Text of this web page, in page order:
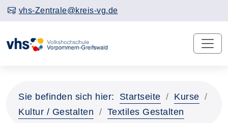
vhs-Zentrale@kreis-vg.de
Sie befinden sich hier: Startseite
Kurse
Kultur / Gestalten
Textiles Gestalten